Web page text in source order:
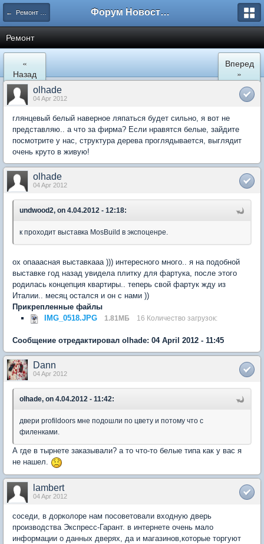
← Ремонт и обустройство Форум Новостройки
Ремонт
«
Назад
Вперед
»
olhade
04 Apr 2012
глянцевый белый наверное ляпаться будет сильно, я вот не
представляю.. а что за фирма? Если нравятся белые, зайдите
посмотрите у нас, структура дерева проглядывается, выглядит
очень круто в живую!
olhade
04 Apr 2012
undwood2, on 4.04.2012 - 12:18:
к проходит выставка MosBuild в экспоценре.
ох опааасная выставкааа ))) интересного много.. я на подобной
выставке год назад увидела плитку для фартука, после этого
родилась концепция квартиры.. теперь свой фартук жду из
Италии.. месяц остался и он с нами ))
Прикрепленные файлы
IMG_0518.JPG
1.81МБ 16 Количество загрузок:
Сообщение отредактировал olhade: 04 April 2012 - 11:45
Dann
04 Apr 2012
olhade, on 4.04.2012 - 11:42:
двери profildoors мне подошли по цвету и потому что с
филенками.
А где в тырнете заказывали? а то что-то белые типа как у вас я
не нашел.
lambert
04 Apr 2012
соседи, в дорколоре нам посоветовали входную дверь
производства Экспресс-Гарант. в интернете очень мало
информации о данных дверях, да и магазинов,которые торгуют